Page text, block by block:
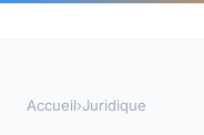
Accueil›Juridique